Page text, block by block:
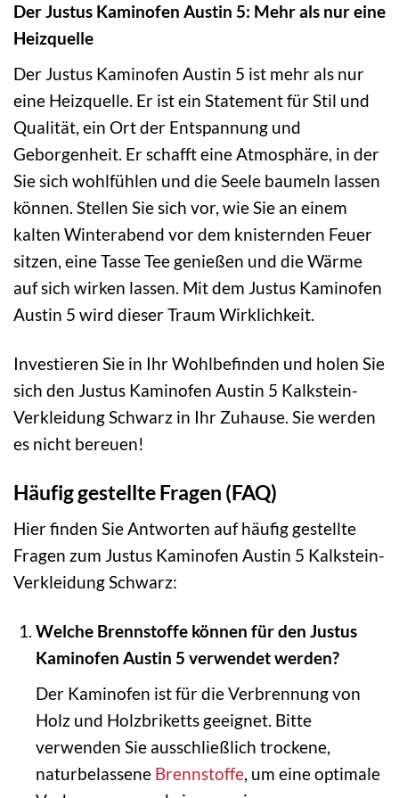
Der Justus Kaminofen Austin 5: Mehr als nur eine
Heizquelle
Der Justus Kaminofen Austin 5 ist mehr als nur
eine Heizquelle. Er ist ein Statement für Stil und
Qualität, ein Ort der Entspannung und
Geborgenheit. Er schafft eine Atmosphäre, in der
Sie sich wohlfühlen und die Seele baumeln lassen
können. Stellen Sie sich vor, wie Sie an einem
kalten Winterabend vor dem knisternden Feuer
sitzen, eine Tasse Tee genießen und die Wärme
auf sich wirken lassen. Mit dem Justus Kaminofen
Austin 5 wird dieser Traum Wirklichkeit.
Investieren Sie in Ihr Wohlbefinden und holen Sie
sich den Justus Kaminofen Austin 5 Kalkstein-
Verkleidung Schwarz in Ihr Zuhause. Sie werden
es nicht bereuen!
Häufig gestellte Fragen (FAQ)
Hier finden Sie Antworten auf häufig gestellte
Fragen zum Justus Kaminofen Austin 5 Kalkstein-
Verkleidung Schwarz:
Welche Brennstoffe können für den Justus
Kaminofen Austin 5 verwendet werden?
Der Kaminofen ist für die Verbrennung von
Holz und Holzbriketts geeignet. Bitte
verwenden Sie ausschließlich trockene,
naturbelassene Brennstoffe, um eine optimale